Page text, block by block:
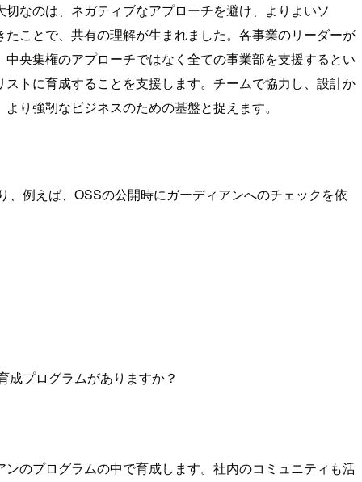
なのは、ネガティブなアプローチを避け、よりよいソ
ことで、共有の理解が生まれました。各事業のリーダーが
央集権のアプローチではなく全ての事業部を支援するとい
トに育成することを支援します。チームで協力し、設計か
り強靭なビジネスのための基盤と捉えます。
例えば、OSSの公開時にガーディアンへのチェックを依
成プログラムがありますか？
のプログラムの中で育成します。社内のコミュニティも活